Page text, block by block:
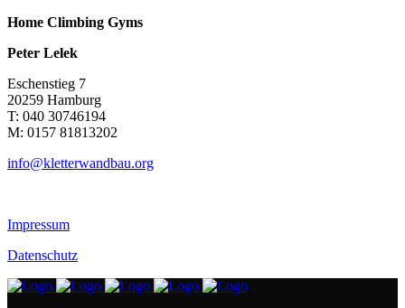
Home Climbing Gyms
Peter Lelek
Eschenstieg 7
20259 Hamburg
T: 040 30746194
M: 0157 81813202
info@kletterwandbau.org
Impressum
Datenschutz